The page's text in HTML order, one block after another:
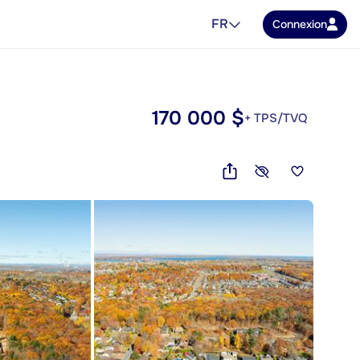
FR Connexion
170 000 $+ TPS/TVQ